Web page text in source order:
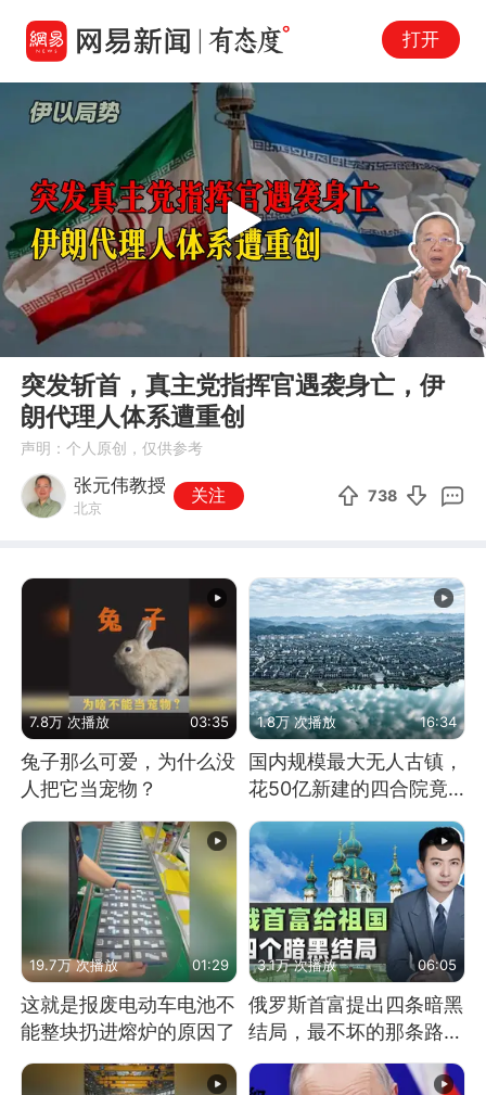
打开
00:00 03:18
Play
突发斩首，真主党指挥官遇袭身亡，伊
朗代理人体系遭重创
声明：个人原创，仅供参考
张元伟教授
北京
关注 738
7.8万 次播放 03:35
兔子那么可爱，为什么没
人把它当宠物？
1.8万 次播放 16:34
国内规模最大无人古镇，
花50亿新建的四合院竟
19.7万 次播放 01:29
这就是报废电动车电池不
能整块扔进熔炉的原因了
3.1万 次播放 06:05
俄罗斯首富提出四条暗黑
结局，最不坏的那条路是
通向东方